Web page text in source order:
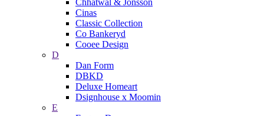
Chhatwal & Jonsson
Cinas
Classic Collection
Co Bankeryd
Cooee Design
D
Dan Form
DBKD
Deluxe Homeart
Dsignhouse x Moomin
E